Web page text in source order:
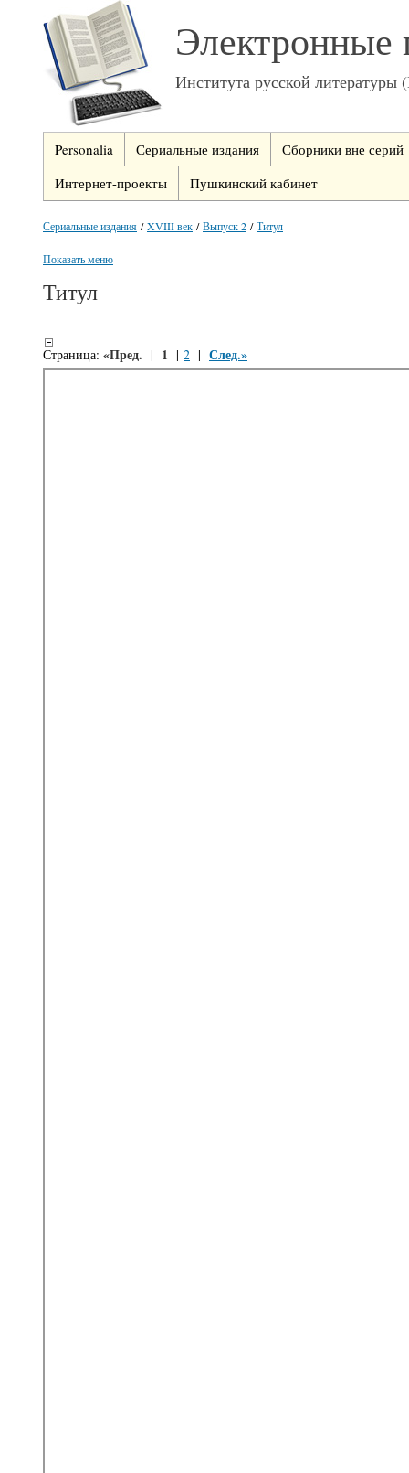
Электронные
Института русской
Personalia Сериальные издания
Сборники вне серий
Интернет-проекты
Пушкинский кабинет
Сериальные издания /XVIII век /Выпуск 2 /Титул
Показать меню
Титул
Страница: «Пред. | 1 | 2 | След.»